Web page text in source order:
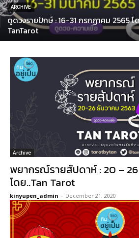
ARCHIVE
ดูดวงรายปักษ์ : 16-31 กรกฏาคม 2565 โ
TanTarot
Archive
พยากรณ์รายสัปดาห์ : 20 – 26
โดย..Tan Tarot
kinyupen_admin - December 21, 2020